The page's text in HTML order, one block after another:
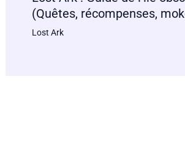
(Quêtes, récompenses,
Lost Ark